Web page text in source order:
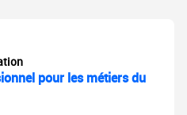
pour les métiers du